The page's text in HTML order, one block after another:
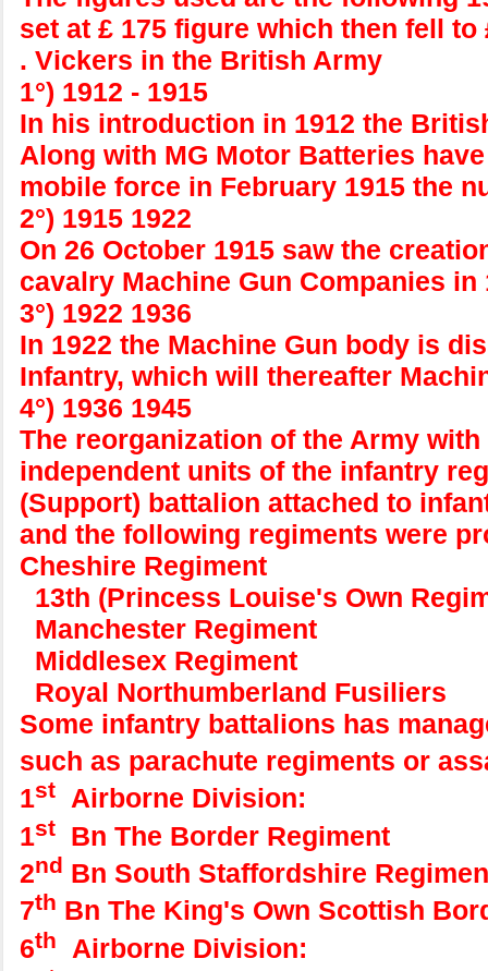
set at £ 175 figure which then fell to
. Vickers in the British Army
1°) 1912 - 1915
In his introduction in 1912 the
Along with MG Motor Batteries
mobile force in February 1915 the
2°) 1915 1922
On 26 October 1915 saw the
cavalry Machine Gun Companies
3°) 1922 1936
In 1922 the Machine Gun body is
Infantry, which will thereafter
4°) 1936 1945
The reorganization of the Army
independent units of the infantry
(Support) battalion attached to
and the following regiments were
Cheshire Regiment
13th (Princess Louise's Own
Manchester Regiment
Middlesex Regiment
Royal Northumberland Fusiliers
Some infantry battalions has
such as parachute regiments or
1st
Airborne Division:
1st
Bn The Border Regiment
2nd Bn South Staffordshire
7th Bn The King's Own Scottish
6th
Airborne Division: